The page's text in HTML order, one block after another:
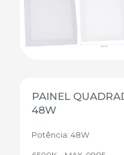
PAINEL
48W
Potência: 48W